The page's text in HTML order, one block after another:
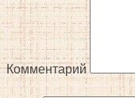
Комментарий